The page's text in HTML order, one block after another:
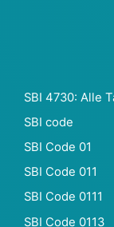
SBI 4730: Alle
SBI code
SBI Code 01
SBI Code 011
SBI Code 0111
SBI Code 0113